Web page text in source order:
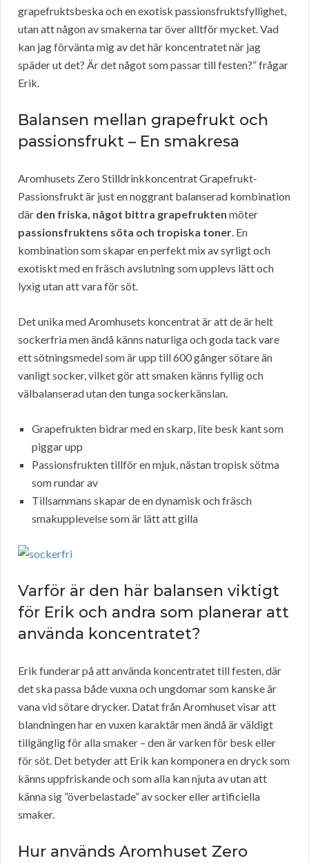
grapefruktsbeska och en exotisk passionsfruktsfyllighet,
utan att någon av smakerna tar över alltför mycket. Vad
kan jag förvänta mig av det här koncentratet när jag
späder ut det? Är det något som passar till festen?” frågar
Erik.
Balansen mellan grapefrukt och
passionsfrukt – En smakresa
Aromhusets Zero Stilldrinkkoncentrat Grapefrukt-
Passionsfrukt är just en noggrant balanserad kombination
där den friska, något bittra grapefrukten möter
passionsfruktens söta och tropiska toner. En
kombination som skapar en perfekt mix av syrligt och
exotiskt med en fräsch avslutning som upplevs lätt och
lyxig utan att vara för söt.
Det unika med Aromhusets koncentrat är att de är helt
sockerfria men ändå känns naturliga och goda tack vare
ett sötningsmedel som är upp till 600 gånger sötare än
vanligt socker, vilket gör att smaken känns fyllig och
välbalanserad utan den tunga sockerkänslan.
Grapefrukten bidrar med en skarp, lite besk kant som
piggar upp
Passionsfrukten tillför en mjuk, nästan tropisk sötma
som rundar av
Tillsammans skapar de en dynamisk och fräsch
smakupplevelse som är lätt att gilla
Varför är den här balansen viktigt
för Erik och andra som planerar att
använda koncentratet?
Erik funderar på att använda koncentratet till festen, där
det ska passa både vuxna och ungdomar som kanske är
vana vid sötare drycker. Datat från Aromhuset visar att
blandningen har en vuxen karaktär men ändå är väldigt
tillgänglig för alla smaker – den är varken för besk eller
för söt. Det betyder att Erik kan komponera en dryck som
känns uppfriskande och som alla kan njuta av utan att
känna sig ”överbelastade” av socker eller artificiella
smaker.
Hur används Aromhuset Zero